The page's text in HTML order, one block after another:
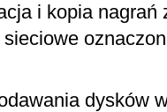
i kopia nagrań
dysków